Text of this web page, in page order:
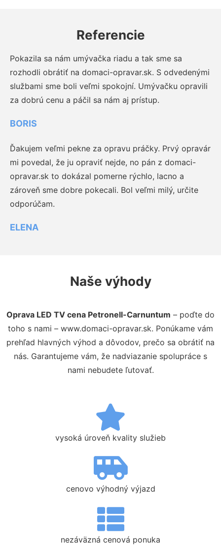
Referencie
Pokazila sa nám umývačka riadu a tak sme sa
rozhodli obrátiť na domaci-opravar.sk. S odvedenými
službami sme boli veľmi spokojní. Umývačku opravili
za dobrú cenu a páčil sa nám aj prístup.
BORIS
Ďakujem veľmi pekne za opravu práčky. Prvý opravár
mi povedal, že ju opraviť nejde, no pán z domaci-
opravar.sk to dokázal pomerne rýchlo, lacno a
zároveň sme dobre pokecali. Bol veľmi milý, určite
odporúčam.
ELENA
Naše výhody
Oprava LED TV cena Petronell-Carnuntum – poďte do
toho s nami – www.domaci-opravar.sk. Ponúkame vám
prehľad hlavných výhod a dôvodov, prečo sa obrátiť na
nás. Garantujeme vám, že nadviazanie spolupráce s
nami nebudete ľutovať.
vysoká úroveň kvality služieb
cenovo výhodný výjazd
nezáväzná cenová ponuka